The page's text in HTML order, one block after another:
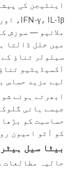
اینٹیجن کی
میں خلل ڈالتا
لیے مزید حساس
ابھرتے ہوئے
حساسیت کو
کو آٹو امیون
بیٹا سیل